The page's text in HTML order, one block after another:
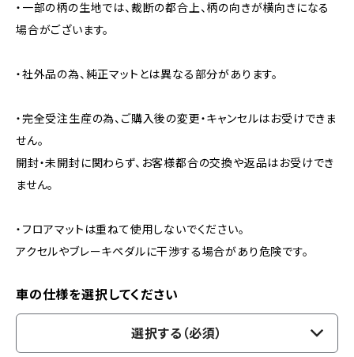
・一部の柄の生地では、裁断の都合上、柄の向きが横向きになる
場合がございます。
・社外品の為、純正マットとは異なる部分があります。
・完全受注生産の為、ご購入後の変更・キャンセルはお受けできま
せん。
開封・未開封に関わらず、お客様都合の交換や返品はお受けでき
ません。
・フロアマットは重ねて使用しないでください。
アクセルやブレーキペダルに干渉する場合があり危険です。
車の仕様を選択してください
選択する（必須）